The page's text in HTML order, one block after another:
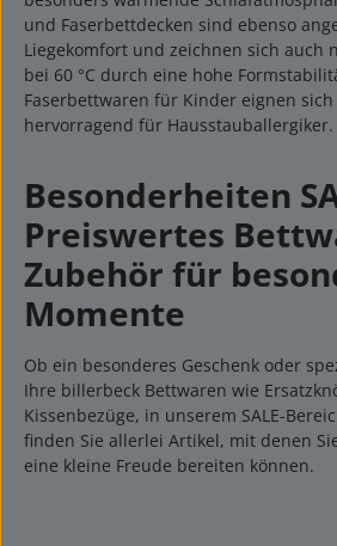
und Faserbettdecken sind ebenso
Liegekomfort und zeichnen sich auch
bei 60 °C durch eine hohe
Faserbettwaren für Kinder eignen
hervorragend für Hausstauballergiker.
Besonderheiten
Preiswertes
Zubehör für
Momente
Ob ein besonderes Geschenk oder
Ihre billerbeck Bettwaren wie
Kissenbezüge, in unserem SALE-
finden Sie allerlei Artikel, mit denen
eine kleine Freude bereiten können.